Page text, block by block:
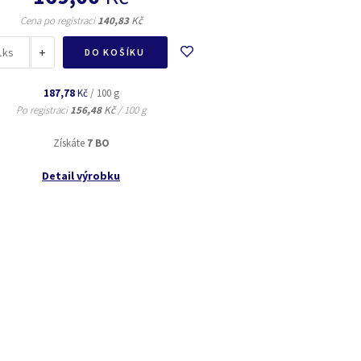
Cena po registraci140,83Kč
ks + DO KOŠÍKU
187,78Kč / 100 g
Po registraci156,48Kč / 100 g
Získáte 7 BO
Detail výrobku